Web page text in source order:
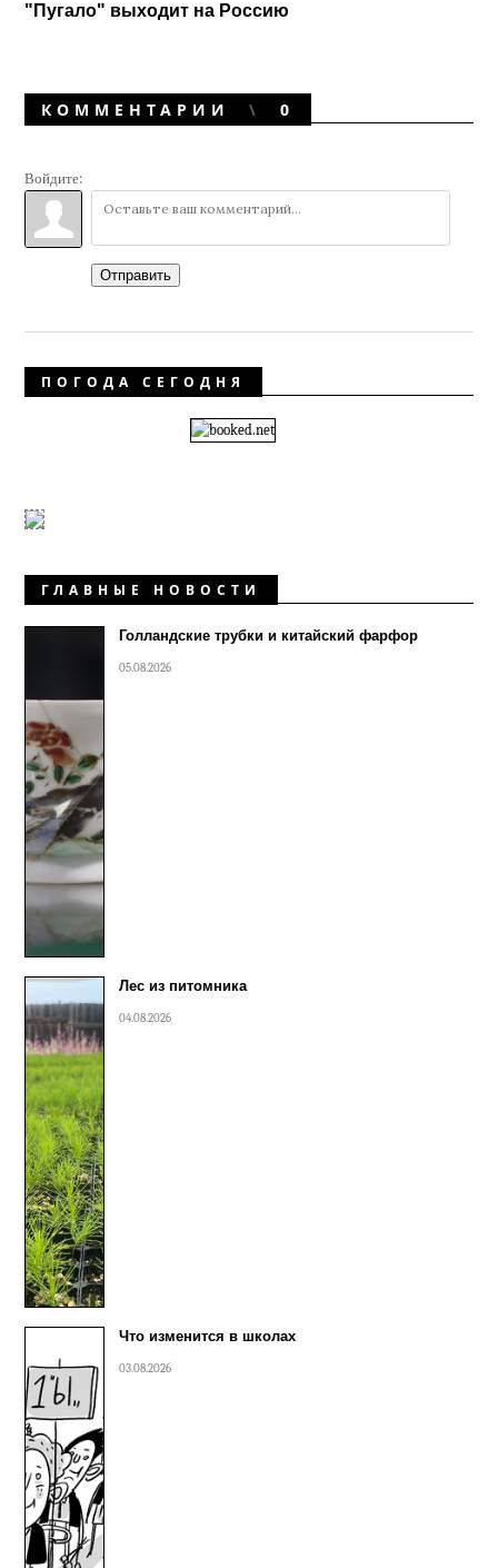
"Пугало" выходит на Россию
КОММЕНТАРИИ 0
Войдите:
Отправить
ПОГОДА СЕГОДНЯ
ГЛАВНЫЕ НОВОСТИ
Голландские трубки и китайский фарфор
05.08.2026
Лес из питомника
04.08.2026
Что изменится в школах
03.08.2026